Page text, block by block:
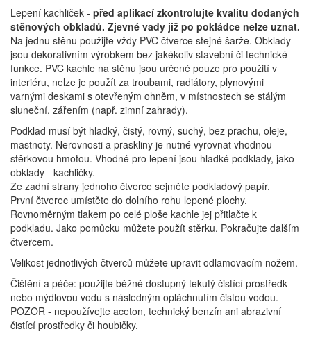
Lepení kachliček - před aplikací zkontrolujte kvalitu dodaných
stěnových obkladů. Zjevné vady již po pokládce nelze uznat.
Na jednu stěnu použijte vždy PVC čtverce stejné šarže. Obklady
jsou dekorativním výrobkem bez jakékoliv stavební či technické
funkce. PVC kachle na stěnu jsou určené pouze pro použití v
interiéru, nelze je použít za troubami, radiátory, plynovými
varnými deskami s otevřeným ohněm, v místnostech se stálým
sluneční, zářením (např. zimní zahrady).
Podklad musí být hladký, čistý, rovný, suchý, bez prachu, oleje,
mastnoty. Nerovnosti a praskliny je nutné vyrovnat vhodnou
stěrkovou hmotou. Vhodné pro lepení jsou hladké podklady, jako
obklady - kachličky.
Ze zadní strany jednoho čtverce sejměte podkladový papír.
První čtverec umístěte do dolního rohu lepené plochy.
Rovnoměrným tlakem po celé ploše kachle jej přitlačte k
podkladu. Jako pomůcku můžete použít stěrku. Pokračujte dalším
čtvercem.
Velikost jednotlivých čtverců můžete upravit odlamovacím nožem.
Čištění a péče: použijte běžně dostupný tekutý čistící prostředk
nebo mýdlovou vodu s následným opláchnutím čistou vodou.
POZOR - nepoužívejte aceton, technický benzín ani abrazivní
čistící prostředky či houbičky.